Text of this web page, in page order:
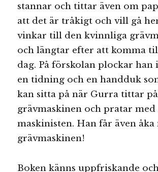
stannar och tittar även om
att det är tråkigt och vill gå
vinkar till den kvinnliga
och längtar efter att komma
dag. På förskolan plockar
en tidning och en handduk
kan sitta på när Gurra tittar på
grävmaskinen och pratar med
maskinisten. Han får även åka
grävmaskinen!
Boken känns uppfriskande